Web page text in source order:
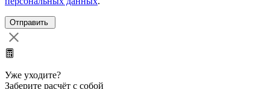
Уже уходите?
Заберите расчёт с собой